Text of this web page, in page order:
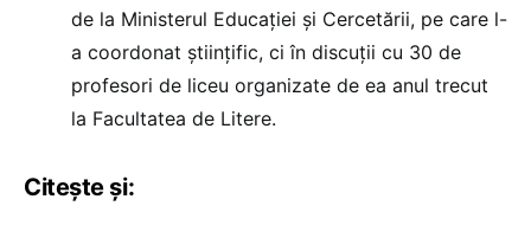
de la Ministerul Educației și Cercetării, pe care l-
a coordonat științific, ci în discuții cu 30 de
profesori de liceu organizate de ea anul trecut
la Facultatea de Litere.
Citește și: